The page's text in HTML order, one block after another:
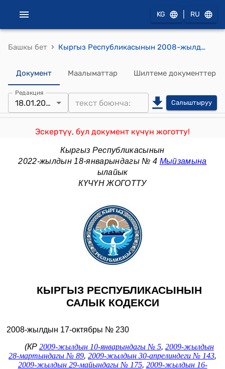
KG RU
Башкы бет › Кыргыз Республикасынын 2008-жылдын 17-октябры № 230 "Салык кодекси"
Документ Маалыматтар Шилтеме документтер
Редакция
18.01.2022 Салыштыруу
Эскертүү, бул документ күчүн жоготту!